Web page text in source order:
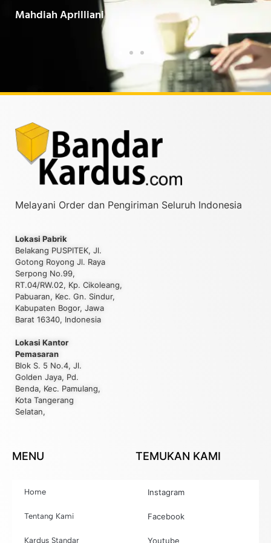
Baarokallahu Fiikum.."
Taufiqurrahman MZ
Melayani Order dan Pengiriman Seluruh Indonesia
Lokasi Pabrik
Belakang PUSPITEK, Jl.
Gotong Royong Jl. Raya
Serpong No.99,
RT.04/RW.02, Kp. Cikoleang,
Pabuaran, Kec. Gn. Sindur,
Kabupaten Bogor, Jawa
Barat 16340, Indonesia
Lokasi Kantor
Pemasaran
Blok S. 5 No.4, Jl.
Golden Jaya, Pd.
Benda, Kec. Pamulang,
Kota Tangerang
Selatan,
MENU
Home
Tentang Kami
Kardus Standar
TEMUKAN KAMI
Instagram
Facebook
Youtube